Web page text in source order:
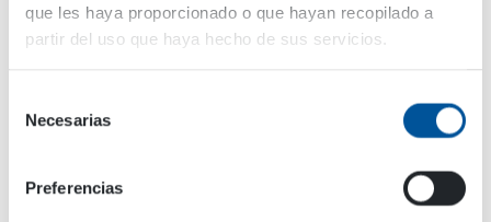
que les haya proporcionado o que hayan recopilado a
partir del uso que haya hecho de sus servicios.
Necesarias
Preferencias
necesidad de una finalización más precisa
normal, siempre quedarán algunas sobras. Y
también es fácil dañar el césped con un cucharón